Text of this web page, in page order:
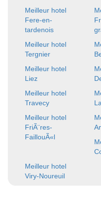
Meilleur hotel
Fere-en-
tardenois
Meilleur hotel
Tergnier
Meilleur hotel
Liez
Meilleur hotel
Travecy
Meilleur hotel
FriÃ¨res-
FaillouÃ«l
Meilleur hotel
Viry-Noureuil